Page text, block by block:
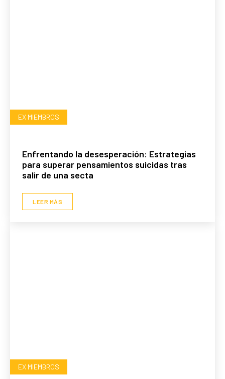
EX MIEMBROS
Enfrentando la desesperación: Estrategias
para superar pensamientos suicidas tras
salir de una secta
LEER MÁS
EX MIEMBROS